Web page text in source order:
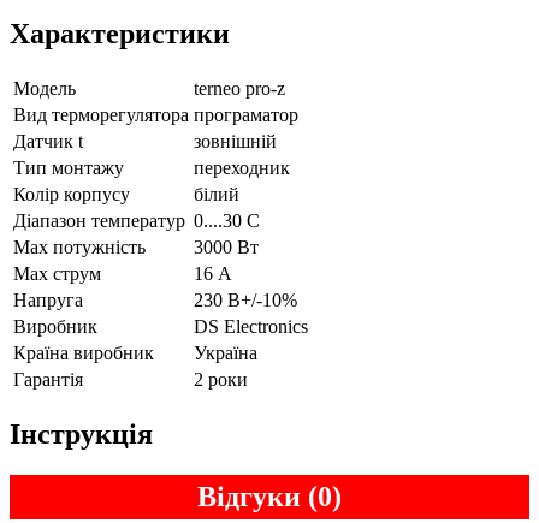
Характеристики
Модель
terneo pro-z
Вид терморегулятора програматор
Датчик t
зовнішній
Тип монтажу
переходник
Колір корпусу
білий
Діапазон температур 0....30 С
Max потужність
3000 Вт
Max струм
16 А
Напруга
230 В+/-10%
Виробник
DS Electronics
Країна виробник
Україна
Гарантія
2 роки
Інструкція
Відгуки (0)